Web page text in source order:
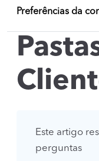
Preferências da
Este artigo
perguntas